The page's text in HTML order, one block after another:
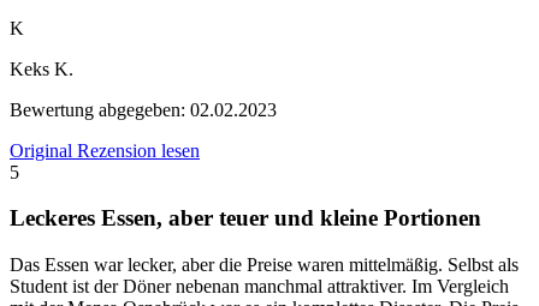
K
Keks K.
Bewertung abgegeben: 02.02.2023
Original Rezension lesen
5
Leckeres Essen, aber teuer und kleine Portionen
Das Essen war lecker, aber die Preise waren mittelmäßig. Selbst als
Student ist der Döner nebenan manchmal attraktiver. Im Vergleich